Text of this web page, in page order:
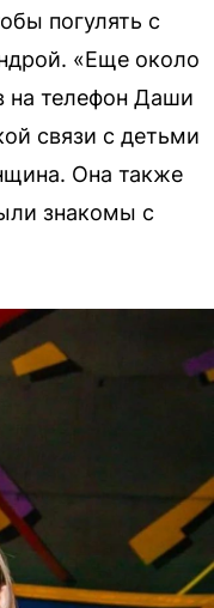
погулять с
«Еще около
на телефон Даши
связи с детьми
Она также
знакомы с